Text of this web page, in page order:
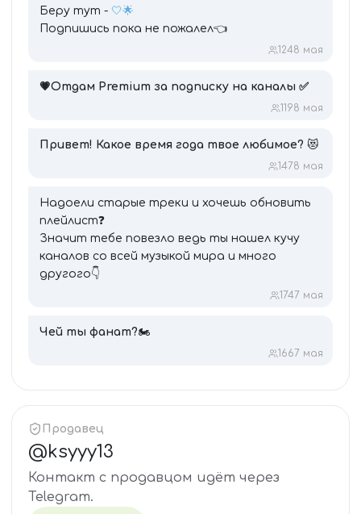
Беру тут - 🤍🌟
Подпишись пока не пожалел👈
1248 мая
💗Отдам Premium за подписку на каналы ✅
1198 мая
Привет! Какое время года твое любимое? 😻
1478 мая
Надоели старые треки и хочешь обновить
плейлист❓
Значит тебе повезло ведь ты нашел кучу
каналов со всей музыкой мира и много
другого👇
1747 мая
Чей ты фанат?🏍
1667 мая
Продавец
@ksyyy13
Контакт с продавцом идёт через
Telegram.